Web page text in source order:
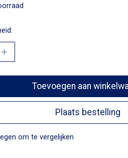
Toevoegen aan
Plaats bestelling
om te vergelijken